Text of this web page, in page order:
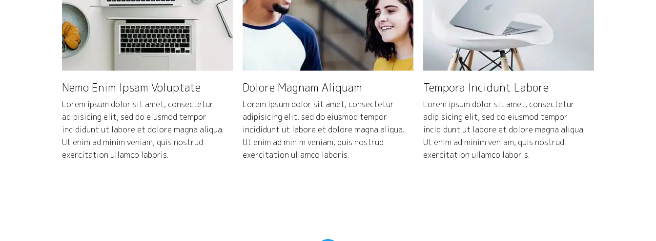
Nemo Enim Ipsam Voluptate
Lorem ipsum dolor sit amet, consectetur
adipisicing elit, sed do eiusmod tempor
incididunt ut labore et dolore magna aliqua.
Ut enim ad minim veniam, quis nostrud
exercitation ullamco laboris.
Dolore Magnam Aliquam
Lorem ipsum dolor sit amet, consectetur
adipisicing elit, sed do eiusmod tempor
incididunt ut labore et dolore magna aliqua.
Ut enim ad minim veniam, quis nostrud
exercitation ullamco laboris.
Tempora Incidunt Labore
Lorem ipsum dolor sit amet, consectetur
adipisicing elit, sed do eiusmod tempor
incididunt ut labore et dolore magna aliqua.
Ut enim ad minim veniam, quis nostrud
exercitation ullamco laboris.